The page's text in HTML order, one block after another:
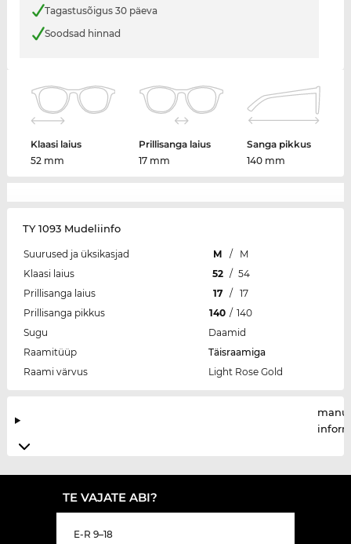
Tagastusõigus 30 päeva
Soodsad hinnad
Klaasi laius
52 mm
Prillisanga laius
17 mm
Sanga pikkus
140 mm
TY 1093 Mudeliinfo
Suurused ja üksikasjad M /
M
Klaasi laius
52 / 54
Prillisanga laius
17 /
17
Prillisanga pikkus
140 / 140
Sugu
Daamid
Raamitüüp
Täisraamiga
Raami värvus
Light Rose Gold
TE VAJATE ABI?
E-R 9–18